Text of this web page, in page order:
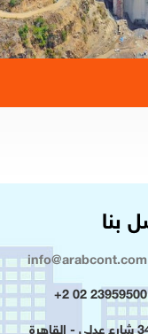
بنا
info@arabcont.com
23959500 02 2+
- القاهرة